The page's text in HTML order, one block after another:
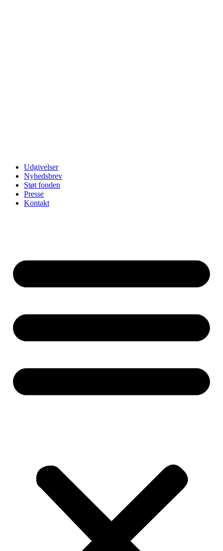
Udgivelser
Nyhedsbrev
Støt fonden
Presse
Kontakt